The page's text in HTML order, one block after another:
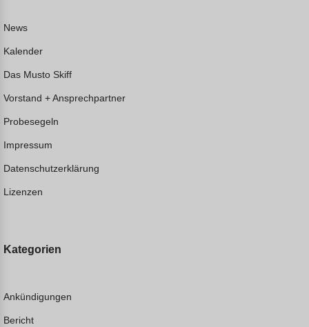
News
Kalender
Das Musto Skiff
Vorstand + Ansprechpartner
Probesegeln
Impressum
Datenschutzerklärung
Lizenzen
Kategorien
Ankündigungen
Bericht